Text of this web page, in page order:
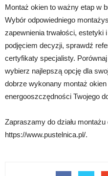
Montaż okien to ważny etap w
Wybór odpowiedniego
zapewnienia trwałości,
podjęciem decyzji, sprawdź
certyfikaty specjalisty.
wybierz najlepszą opcję dla
dobrze wykonany montaż
energooszczędności Twojego
Zapraszamy do działu
https://www.pustelnica.pl/.